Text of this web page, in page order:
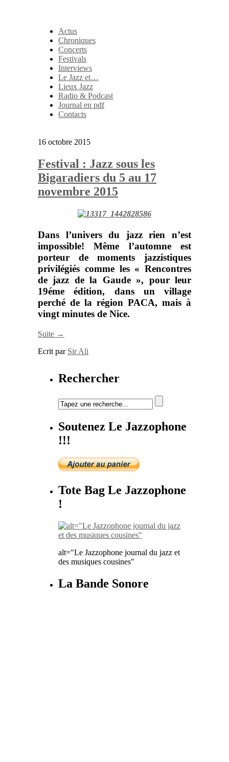
Actus
Chroniques
Concerts
Festivals
Interviews
Le Jazz et…
Lieux Jazz
Radio & Podcast
Journal en pdf
Contacts
16 octobre 2015
Festival : Jazz sous les
Bigaradiers du 5 au 17
novembre 2015
Dans l’univers du jazz rien n’est
impossible! Même l’automne est
porteur de moments jazzistiques
privilégiés comme les « Rencontres
de jazz de la Gaude », pour leur
19éme édition, dans un village
perché de la région PACA, mais à
vingt minutes de Nice.
Suite →
Ecrit par Sir Ali
Rechercher
Soutenez Le Jazzophone
!!!
Tote Bag Le Jazzophone
!
alt="Le Jazzophone journal du jazz et
des musiques cousines"
La Bande Sonore